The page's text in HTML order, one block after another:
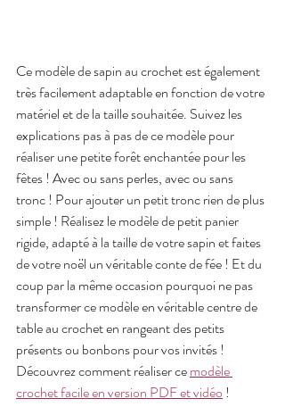
Ce modèle de sapin au crochet est également
très facilement adaptable en fonction de votre
matériel et de la taille souhaitée. Suivez les
explications pas à pas de ce modèle pour
réaliser une petite forêt enchantée pour les
fêtes ! Avec ou sans perles, avec ou sans
tronc ! Pour ajouter un petit tronc rien de plus
simple ! Réalisez le modèle de petit panier
rigide, adapté à la taille de votre sapin et faites
de votre noël un véritable conte de fée ! Et du
coup par la même occasion pourquoi ne pas
transformer ce modèle en véritable centre de
table au crochet en rangeant des petits
présents ou bonbons pour vos invités !
Découvrez comment réaliser ce modèle
crochet facile en version PDF et vidéo !